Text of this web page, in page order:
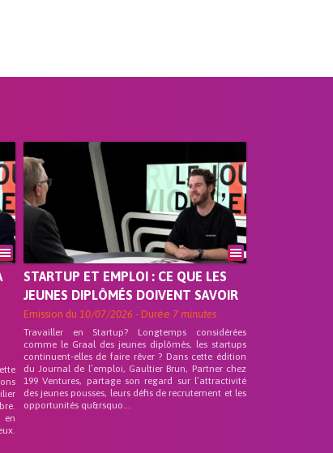
en
STARTUP ET EMPLOI : CE QUE LES
JEUNES DIPLÔMÉS DOIVENT SAVOIR
Emission du 10/07/2026 - Durée 7 minutes
Travailler en Startup? Longtemps considérées
comme le Graal des jeunes diplômés, les startups
continuent-elles de faire rêver ? Dans cette édition
du Journal de l’emploi, Gaultier Brun, Partner chez
199 Ventures, partage son regard sur l’attractivité
des jeunes pousses, leurs défis de recrutement et les
opportunités qu&rsquo...